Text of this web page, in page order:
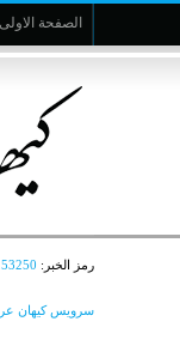
الصفحة الاولى
رمز الخبر:
سرویس کیهان